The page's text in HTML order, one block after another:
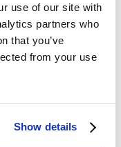
use of our site with
partners who
that you’ve
from your use
Show details
zwischen
gemahlenem Kaffee
und die
Überwachung der
gemahlene